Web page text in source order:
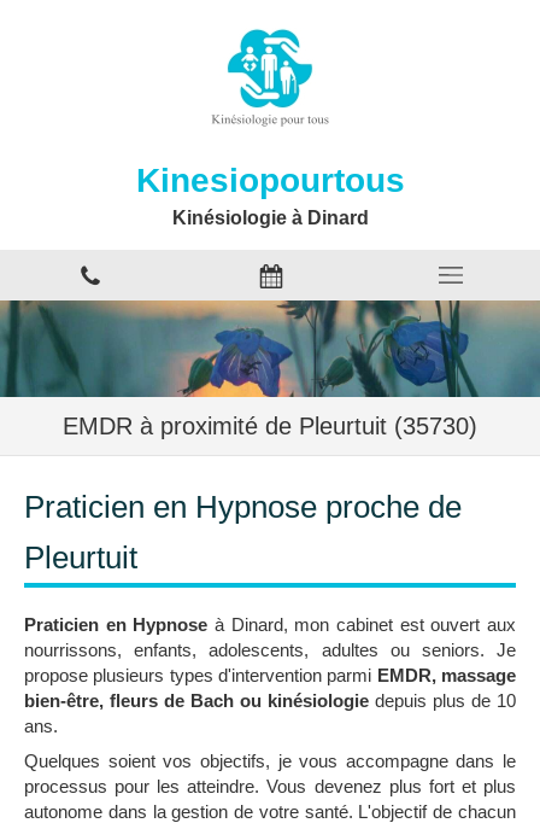
Kinesiopourtous
Kinésiologie à Dinard
EMDR à proximité de Pleurtuit (35730)
Praticien en Hypnose proche de
Pleurtuit
Praticien en Hypnose à Dinard, mon cabinet est ouvert aux
nourrissons, enfants, adolescents, adultes ou seniors. Je
propose plusieurs types d'intervention parmi EMDR, massage
bien-être, fleurs de Bach ou kinésiologie depuis plus de 10
ans.
Quelques soient vos objectifs, je vous accompagne dans le
processus pour les atteindre. Vous devenez plus fort et plus
autonome dans la gestion de votre santé. L'objectif de chacun